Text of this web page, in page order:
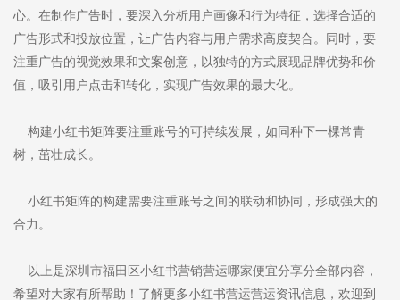
心。在制作广告时，要深入分析用户画像和行为特征，选择合适的
广告形式和投放位置，让广告内容与用户需求高度契合。同时，要
注重广告的视觉效果和文案创意，以独特的方式展现品牌优势和价
值，吸引用户点击和转化，实现广告效果的最大化。
构建小红书矩阵要注重账号的可持续发展，如同种下一棵常青
树，茁壮成长。
小红书矩阵的构建需要注重账号之间的联动和协同，形成强大的
合力。
以上是深圳市福田区小红书营销营运哪家便宜分享分全部内容，
希望对大家有所帮助！了解更多小红书营运营运资讯信息，欢迎到